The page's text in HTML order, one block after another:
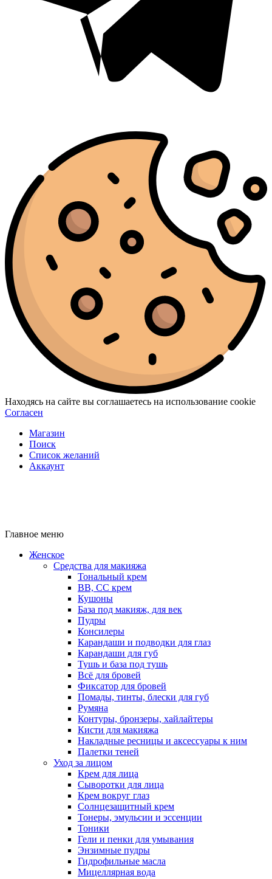
Находясь на сайте вы соглашаетесь на использование cookie
Согласен
Магазин
Поиск
Список желаний
Аккаунт
Главное меню
Женское
Средства для макияжа
Тональный крем
BB, CC крем
Кушоны
База под макияж, для век
Пудры
Консилеры
Карандаши и подводки для глаз
Карандаши для губ
Тушь и база под тушь
Всё для бровей
Фиксатор для бровей
Помады, тинты, блески для губ
Румяна
Контуры, бронзеры, хайлайтеры
Кисти для макияжа
Накладные ресницы и аксессуары к ним
Палетки теней
Уход за лицом
Крем для лица
Сыворотки для лица
Крем вокруг глаз
Солнцезащитный крем
Тонеры, эмульсии и эссенции
Тоники
Гели и пенки для умывания
Энзимные пудры
Гидрофильные масла
Мицеллярная вода